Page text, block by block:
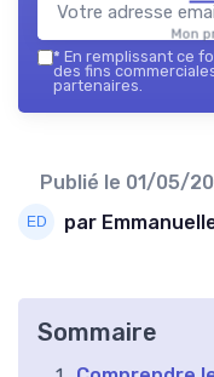
Mon
* En remplissant ce
des fins
partenaires.
Publié le 01/05/
par
Sommaire